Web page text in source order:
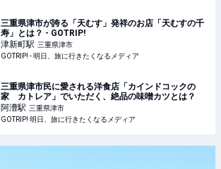
三重県津市が誇る「天むす」発祥のお店「天むすの千
寿」とは？ - GOTRIP!
津新町駅 三重県津市
GOTRIP! - 明日、旅に行きたくなるメディア
三重県津市民に愛される洋食店「カインドコックの
家 カトレア」でいただく、絶品の味噌カツとは？
阿漕駅 三重県津市
GOTRIP! 明日、旅に行きたくなるメディア